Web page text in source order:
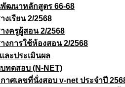
พัฒนาหลักสูตร 66-68
งเรียน 2/2568
งครูผู้สอน 2/2568
งการใช้ห้องสอน 2/2568
เละประเมินผล
ทดสอบ (N-NET)
าศเลขที่นั่งสอบ v-net ประจำปี